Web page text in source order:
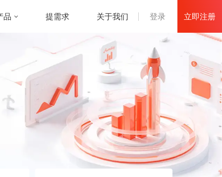
品 提需求 关于我们 登录 立即注册